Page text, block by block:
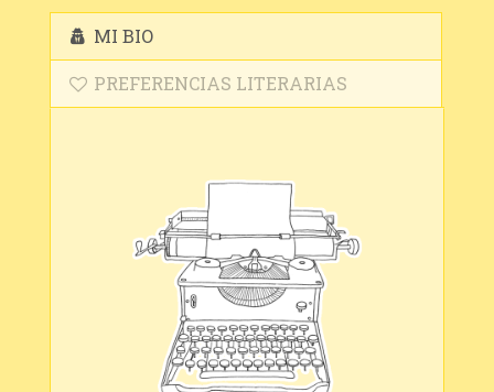
MI BIO
PREFERENCIAS LITERARIAS